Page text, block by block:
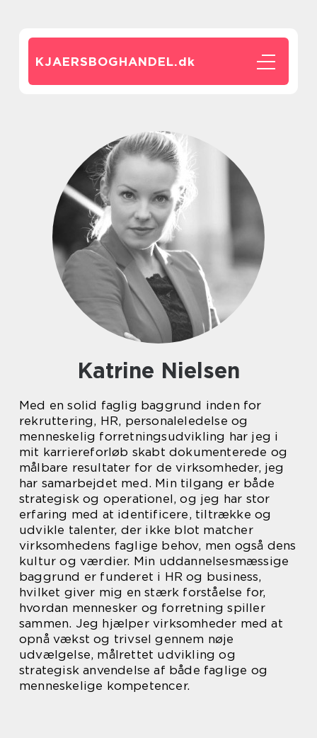
KJAERSBOGHANDEL.dk
Katrine Nielsen
Med en solid faglig baggrund inden for
rekruttering, HR, personaleledelse og
menneskelig forretningsudvikling har jeg i
mit karriereforløb skabt dokumenterede og
målbare resultater for de virksomheder, jeg
har samarbejdet med. Min tilgang er både
strategisk og operationel, og jeg har stor
erfaring med at identificere, tiltrække og
udvikle talenter, der ikke blot matcher
virksomhedens faglige behov, men også dens
kultur og værdier. Min uddannelsesmæssige
baggrund er funderet i HR og business,
hvilket giver mig en stærk forståelse for,
hvordan mennesker og forretning spiller
sammen. Jeg hjælper virksomheder med at
opnå vækst og trivsel gennem nøje
udvælgelse, målrettet udvikling og
strategisk anvendelse af både faglige og
menneskelige kompetencer.